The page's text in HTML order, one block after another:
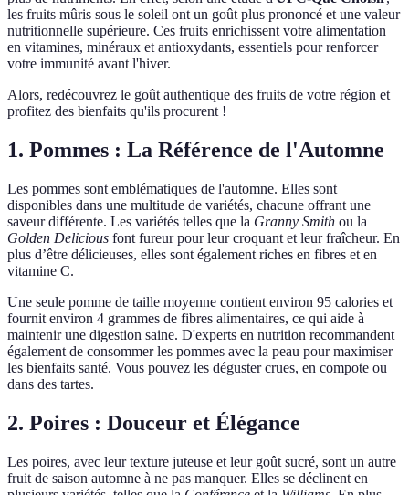
les fruits mûris sous le soleil ont un goût plus prononcé et une valeur
nutritionnelle supérieure. Ces fruits enrichissent votre alimentation
en vitamines, minéraux et antioxydants, essentiels pour renforcer
votre immunité avant l'hiver.
Alors, redécouvrez le goût authentique des fruits de votre région et
profitez des bienfaits qu'ils procurent !
1. Pommes : La Référence de l'Automne
Les pommes sont emblématiques de l'automne. Elles sont
disponibles dans une multitude de variétés, chacune offrant une
saveur différente. Les variétés telles que la Granny Smith ou la
Golden Delicious font fureur pour leur croquant et leur fraîcheur. En
plus d’être délicieuses, elles sont également riches en fibres et en
vitamine C.
Une seule pomme de taille moyenne contient environ 95 calories et
fournit environ 4 grammes de fibres alimentaires, ce qui aide à
maintenir une digestion saine. D'experts en nutrition recommandent
également de consommer les pommes avec la peau pour maximiser
les bienfaits santé. Vous pouvez les déguster crues, en compote ou
dans des tartes.
2. Poires : Douceur et Élégance
Les poires, avec leur texture juteuse et leur goût sucré, sont un autre
fruit de saison automne à ne pas manquer. Elles se déclinent en